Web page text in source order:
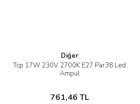
Diğer
Tcp 17W 230V 2700K E27 Par38 Led
Ampul
761,46 TL
İncele
Stokta Yok